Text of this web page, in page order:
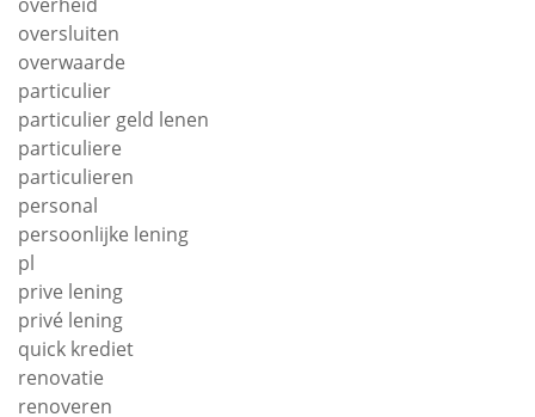
oversluiten
overwaarde
particulier
particulier geld lenen
particuliere
particulieren
personal
persoonlijke lening
pl
prive lening
privé lening
quick krediet
renovatie
renoveren